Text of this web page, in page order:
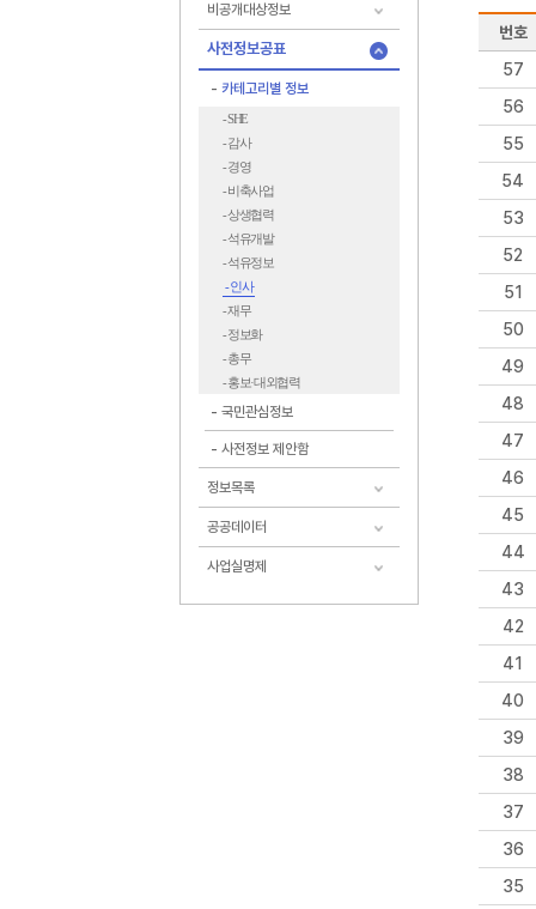
비공개대상정보
사전정보공표
카테고리별 정보
- SHE
- 감사
- 경영
- 비축사업
- 상생협력
- 석유개발
- 석유정보
- 인사
- 재무
- 정보화
- 총무
- 홍보·대외협력
국민관심정보
사전정보 제안함
정보목록
공공데이터
사업실명제
번호
57
56
55
54
53
52
51
50
49
48
47
46
45
44
43
42
41
40
39
38
37
36
35